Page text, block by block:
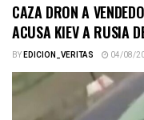
CAZA DRON A
ACUSA KIEV A RUSIA
BYEDICION_VERITAS 04/08/